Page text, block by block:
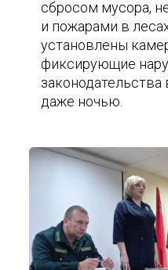
сбросом мусора,
и пожарами в
установлены
фиксирующие
даже ночью.